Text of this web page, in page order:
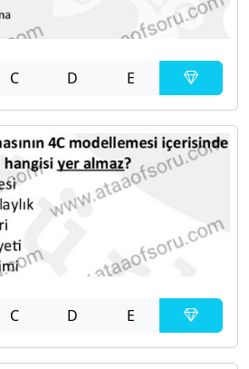
C D E
C D E